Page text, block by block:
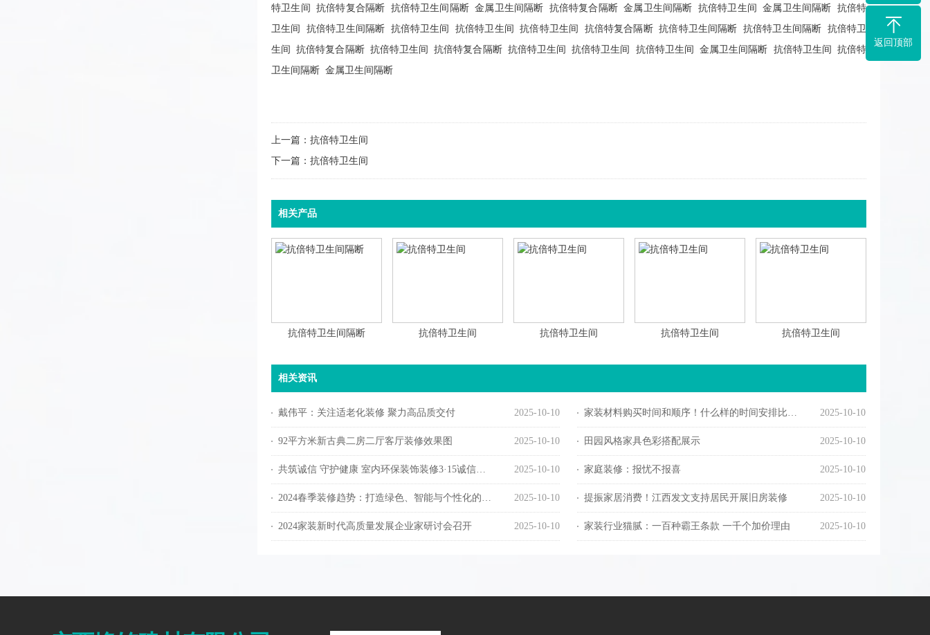
特卫生间
抗倍特复合隔断 抗倍特卫生间隔断 金属卫生间隔断 抗倍特复合隔断 金属卫生间隔断 抗倍特卫生间 金属卫生间隔断 抗倍特
卫生间
抗倍特卫生间隔断 抗倍特卫生间 抗倍特卫生间 抗倍特卫生间 抗倍特复合隔断 抗倍特卫生间隔断 抗倍特卫生间隔断 抗倍特卫
生间
抗倍特复合隔断 抗倍特卫生间 抗倍特复合隔断 抗倍特卫生间 抗倍特卫生间 抗倍特卫生间 金属卫生间隔断 抗倍特卫生间
抗倍特
卫生间隔断 金属卫生间隔断
上一篇： 抗倍特卫生间
下一篇： 抗倍特卫生间
相关产品
抗倍特卫生间隔断 抗倍特卫生间 抗倍特卫生间 抗倍特卫生间 抗倍特卫生间
相关资讯
2025-10-10
戴伟平：关注适老化装修 聚力高品质交付 2025-10-10
家装材料购买时间和顺序！什么样的时间安排比较合理
2025-10-10
92平方米新古典二房二厅客厅装修效果图 2025-10-10
田园风格家具色彩搭配展示
2025-10-10
共筑诚信 守护健康 室内环保装饰装修3·15诚信宣言活动举办 2025-10-10
家庭装修：报忧不报喜
2025-10-10
2024春季装修趋势：打造绿色、智能与个性化的居住空间 2025-10-10
提振家居消费！江西发文支持居民开展旧房装修
2025-10-10
2024家装新时代高质量发展企业家研讨会召开 2025-10-10
家装行业猫腻：一百种霸王条款 一千个加价理由
返回顶部